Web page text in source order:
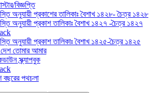
বিজ্ঞপ্তি
অনুযায়ী প্রকাশের তালিকাঃ বৈশাখ ১৪২৮- চৈত্র ১৪২৮
অনুযায়ী প্রকাশ তালিকাঃ বৈশাখ ১৪২৭ -চৈত্র ১৪২৭
অনুযায়ী প্রকাশ তালিকাঃ বৈশাখ ১৪২৫-চৈত্র ১৪২৫
তোমার আমার
স্ক্র্যাপবুক
বছরের পথচলা